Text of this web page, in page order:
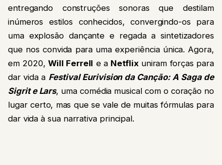
entregando construções sonoras que destilam
inúmeros estilos conhecidos, convergindo-os para
uma explosão dançante e regada a sintetizadores
que nos convida para uma experiência única. Agora,
em 2020, Will Ferrell e a Netflixuniram forças para
dar vida a Festival Eurivision da Canção: A Saga de
Sigrit e Lars, uma comédia musical com o coração no
lugar certo, mas que se vale de muitas fórmulas para
dar vida à sua narrativa principal.